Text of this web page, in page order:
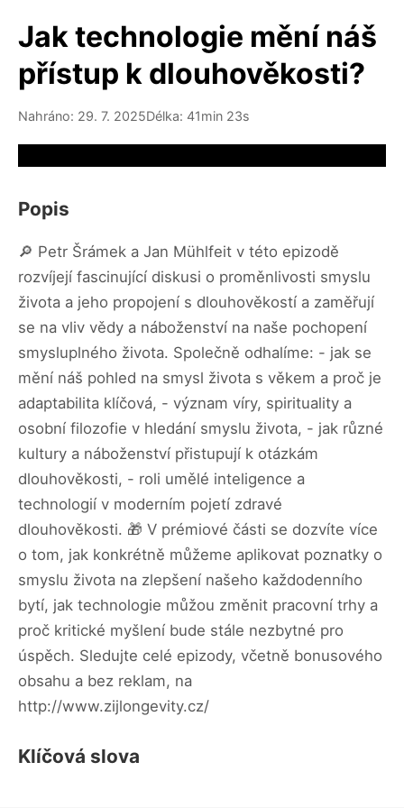
Jak technologie mění náš
přístup k dlouhověkosti?
Nahráno: 29. 7. 2025Délka: 41min 23s
Popis
🔎 Petr Šrámek a Jan Mühlfeit v této epizodě
rozvíjejí fascinující diskusi o proměnlivosti smyslu
života a jeho propojení s dlouhověkostí a zaměřují
se na vliv vědy a náboženství na naše pochopení
smysluplného života. Společně odhalíme: - jak se
mění náš pohled na smysl života s věkem a proč je
adaptabilita klíčová, - význam víry, spirituality a
osobní filozofie v hledání smyslu života, - jak různé
kultury a náboženství přistupují k otázkám
dlouhověkosti, - roli umělé inteligence a
technologií v moderním pojetí zdravé
dlouhověkosti. 🎁 V prémiové části se dozvíte více
o tom, jak konkrétně můžeme aplikovat poznatky o
smyslu života na zlepšení našeho každodenního
bytí, jak technologie můžou změnit pracovní trhy a
proč kritické myšlení bude stále nezbytné pro
úspěch. Sledujte celé epizody, včetně bonusového
obsahu a bez reklam, na
http://www.zijlongevity.cz/
Klíčová slova